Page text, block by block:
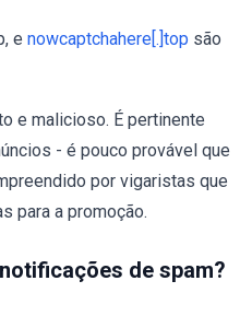
e nowcaptchahere[.]top são
e malicioso. É pertinente
- é pouco provável que
por vigaristas que
para a promoção.
de spam?